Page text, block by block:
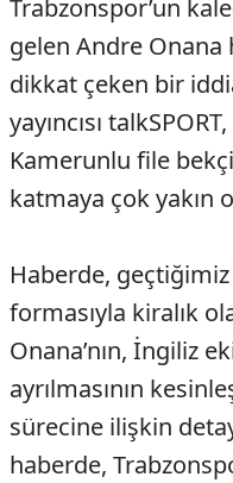
Trabzonspor’un
gelen Andre Onana
dikkat çeken bir
yayıncısı
Kamerunlu file
katmaya çok yakın
Haberde,
formasıyla kiralık
Onana’nın, İngiliz
ayrılmasının
sürecine ilişkin
haberde,